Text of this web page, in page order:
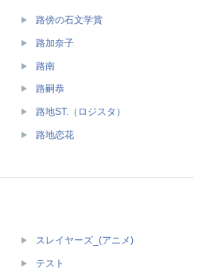
路傍の石文学賞
路加奈子
路南
路嗣恭
路地ST.（ロジスタ）
路地恋花
スレイヤーズ_(アニメ)
テスト